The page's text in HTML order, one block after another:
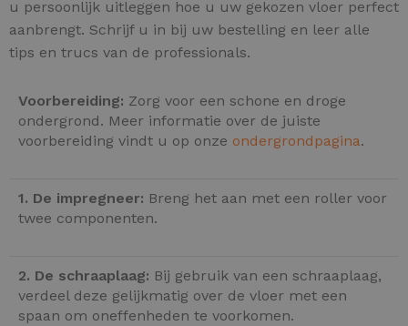
u persoonlijk uitleggen hoe u uw gekozen vloer perfect
aanbrengt. Schrijf u in bij uw bestelling en leer alle
tips en trucs van de professionals.
Voorbereiding: Zorg voor een schone en droge
ondergrond. Meer informatie over de juiste
voorbereiding vindt u op onze ondergrondpagina.
1. De impregneer: Breng het aan met een roller voor
twee componenten.
2. De schraaplaag: Bij gebruik van een schraaplaag,
verdeel deze gelijkmatig over de vloer met een
spaan om oneffenheden te voorkomen.